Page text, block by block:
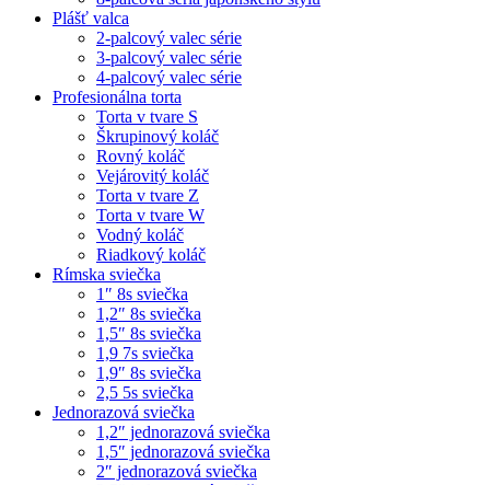
Plášť valca
2-palcový valec série
3-palcový valec série
4-palcový valec série
Profesionálna torta
Torta v tvare S
Škrupinový koláč
Rovný koláč
Vejárovitý koláč
Torta v tvare Z
Torta v tvare W
Vodný koláč
Riadkový koláč
Rímska sviečka
1″ 8s sviečka
1,2″ 8s sviečka
1,5″ 8s sviečka
1,9 7s sviečka
1,9″ 8s sviečka
2,5 5s sviečka
Jednorazová sviečka
1,2″ jednorazová sviečka
1,5″ jednorazová sviečka
2″ jednorazová sviečka